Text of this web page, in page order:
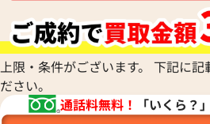
上限・条件がございます。 下記に記
ださい。
通話料無料！
「いくら？